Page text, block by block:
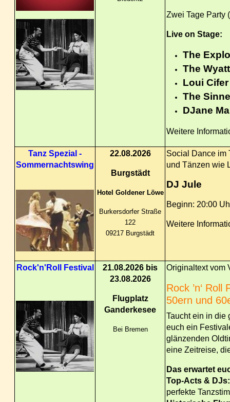
Zwei Tage Party
Live on Stage:
The
The
Loui
The
DJane
Weitere
Tanz Spezial -
Sommernachtswing
22.08.2026
Burgstädt
Hotel Goldener Löwe
Burkersdorfer Straße
122
09217 Burgstädt
Social Dance im
und Tänzen wie
DJ Jule
Beginn: 20:00
Weitere
Rock'n'Roll Festival
21.08.2026 bis
23.08.2026
Flugplatz
Ganderkesee
Bei Bremen
Originaltext vom
Rock ’n‘
50ern und
Taucht ein in die
euch ein
glänzenden
eine Zeitreise,
Das erwartet
Top-Acts & DJs:
perfekte